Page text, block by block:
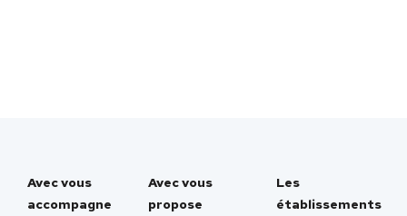
Avec vous
accompagne
Avec vous
propose
Les
établissements